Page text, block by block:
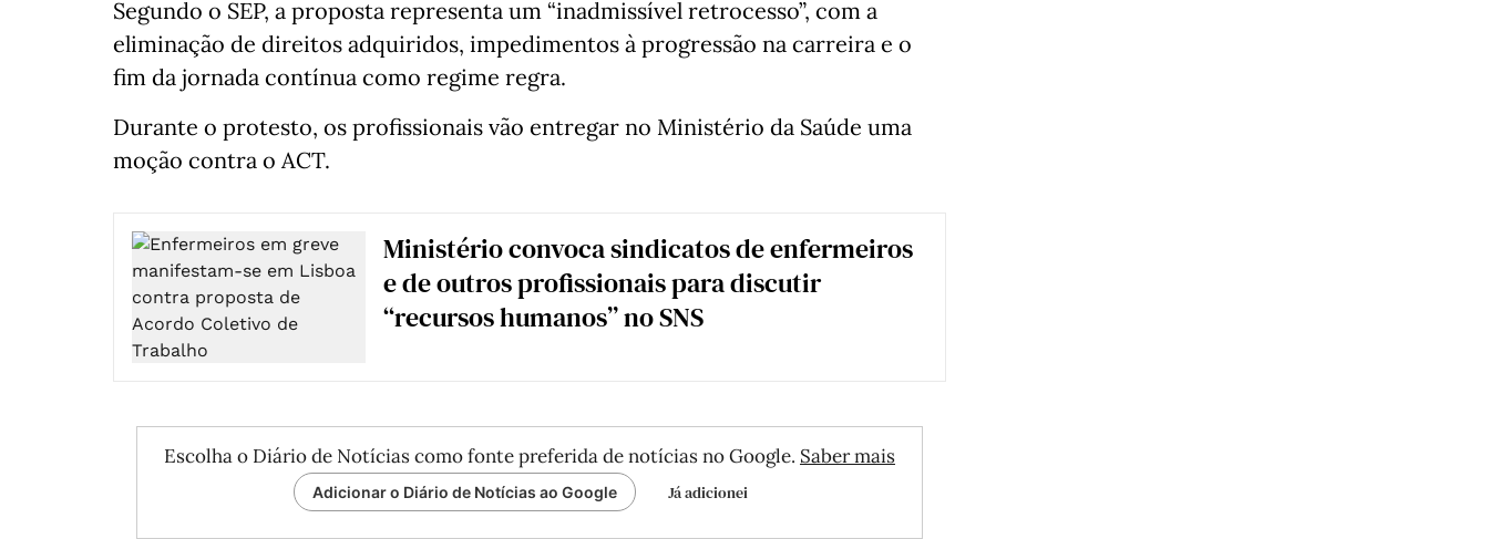
Segundo o SEP, a proposta representa um “inadmissível retrocesso”, com a
eliminação de direitos adquiridos, impedimentos à progressão na carreira e o
fim da jornada contínua como regime regra.
Durante o protesto, os profissionais vão entregar no Ministério da Saúde uma
moção contra o ACT.
Ministério convoca sindicatos de enfermeiros
e de outros profissionais para discutir
“recursos humanos” no SNS
Escolha o Diário de Notícias como fonte preferida de notícias no Google. Saber mais
Adicionar o Diário de Notícias ao Google Já adicionei